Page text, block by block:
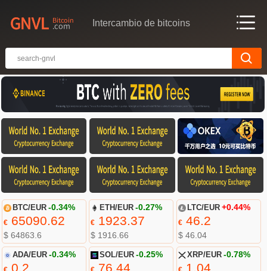
Intercambio de bitcoins
BTC/EUR -0.34%
€65090.62
$ 64863.6
ETH/EUR -0.27%
€ 1923.37
$ 1916.66
LTC/EUR +0.44%
€46.2
$ 46.04
ADA/EUR -0.34%
0.2
SOL/EUR -0.25%
76.44
XRP/EUR -0.78%
1.04